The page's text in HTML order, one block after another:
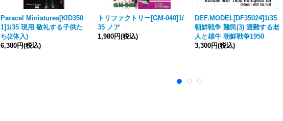
Paracel Miniatures[KID350
1]1/35 現用 敬礼する子供た
ち(2体入)
6,380円(税込)
トリファクトリー[GM-040]1/
35 ノア
1,980円(税込)
DEF.MODEL[DF35024]1/35
朝鮮戦争 難民(3) 避難する老
人と雄牛 朝鮮戦争1950
3,300円(税込)